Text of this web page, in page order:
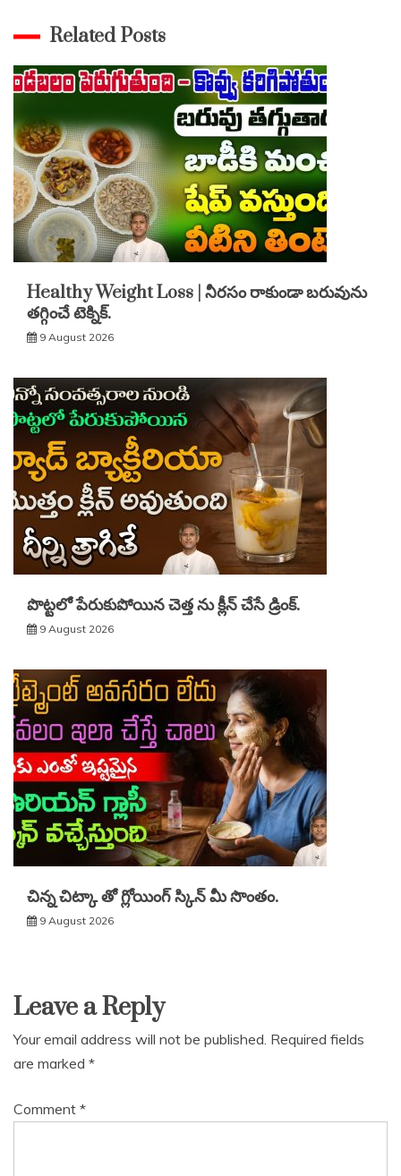
Related Posts
Healthy Weight Loss | నీరసం రాకుండా బరువును
తగ్గించే టెక్నిక్.
9 August 2026
పొట్టలో పేరుకుపోయిన చెత్త ను క్లీన్ చేసే డ్రింక్.
9 August 2026
చిన్న చిట్కా తో గ్లోయింగ్ స్కిన్ మీ సొంతం.
9 August 2026
Leave a Reply
Your email address will not be published. Required fields
are marked *
Comment *